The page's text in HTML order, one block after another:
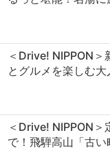
＜Drive! NIPPON＞
とグルメを楽しむ
＜Drive! NIPPON＞
で！飛騨高山「古